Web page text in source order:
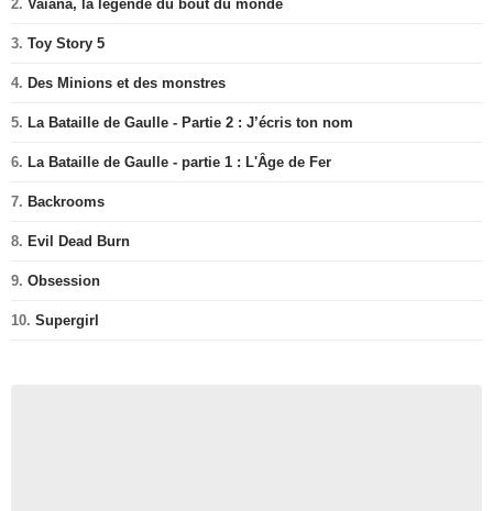
2. Vaiana, la légende du bout du monde
3. Toy Story 5
4. Des Minions et des monstres
5. La Bataille de Gaulle - Partie 2 : J’écris ton nom
6. La Bataille de Gaulle - partie 1 : L'Âge de Fer
7. Backrooms
8. Evil Dead Burn
9. Obsession
10. Supergirl